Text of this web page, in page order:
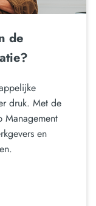
de
druk. Met de
Management
en